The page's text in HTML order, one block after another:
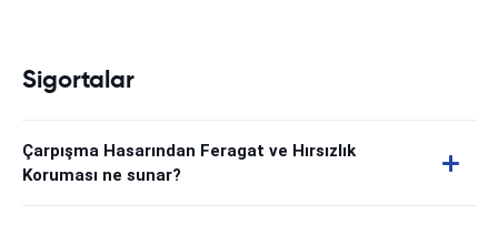
Sigortalar
Çarpışma Hasarından Feragat ve Hırsızlık
Koruması ne sunar?